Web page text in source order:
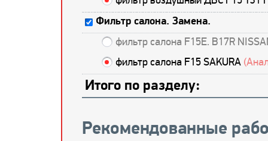
Фильтр салона. Замена.
фильтр салона F15E. B17R
фильтр салона F15 SAKURA
Итого по разделу:
Рекомендованные